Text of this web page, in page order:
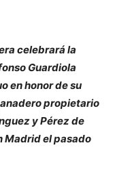
celebrará la
Guardiola
en honor de su
propietario
y Pérez de
Madrid el pasado